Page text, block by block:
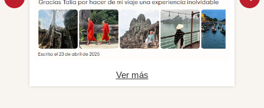
Ver más